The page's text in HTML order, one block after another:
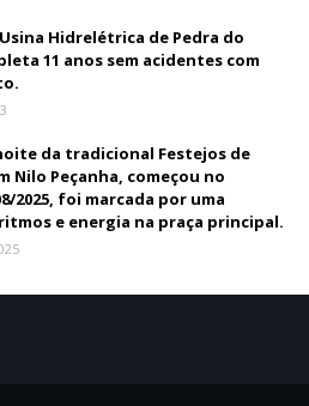
Hidrelétrica de Pedra do
11 anos sem acidentes com
da tradicional Festejos de
Nilo Peçanha, começou no
2025, foi marcada por uma
e energia na praça principal.